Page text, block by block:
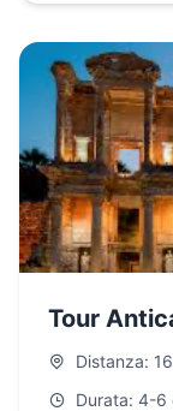
Tour
Distanza:
Durata: 4-6